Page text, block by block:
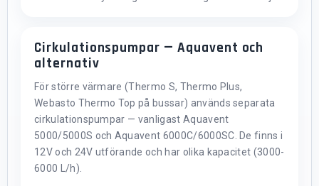
Cirkulationspumpar — Aquavent och
alternativ
För större värmare (Thermo S, Thermo Plus,
Webasto Thermo Top på bussar) används separata
cirkulationspumpar — vanligast Aquavent
5000/5000S och Aquavent 6000C/6000SC. De finns i
12V och 24V utförande och har olika kapacitet (3000-
6000 L/h).